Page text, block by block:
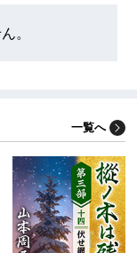
。
一覧へ